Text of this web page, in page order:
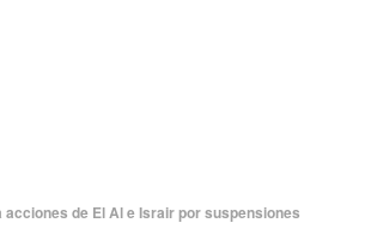
acciones de El Al e Israir por suspensiones